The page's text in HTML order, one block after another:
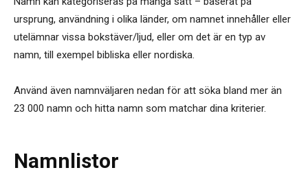
ursprung, användning i olika länder, om namnet innehåller eller
utelämnar vissa bokstäver/ljud, eller om det är en typ av
namn, till exempel bibliska eller nordiska.
Använd även namnväljaren nedan för att söka bland mer än
23 000 namn och hitta namn som matchar dina kriterier.
Namnlistor